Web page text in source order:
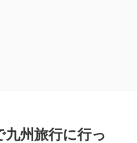
九州旅行に行っ